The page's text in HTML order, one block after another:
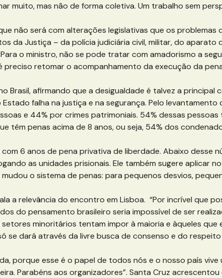
muito, mas não de forma coletiva. Um trabalho sem
não será com alterações legislativas que os problemas
da Justiça – da polícia judiciária civil, militar, do aparato
o ministro, não se pode tratar com amadorismo a
retomar o acompanhamento da execução da
Brasil, afirmando que a desigualdade é talvez a principal
falha na justiça e na segurança. Pelo levantamento
e 44% por crimes patrimoniais. 54% dessas pessoas
têm penas acima de 8 anos, ou seja, 54% dos
6 anos de pena privativa de liberdade. Abaixo desse
as unidades prisionais. Ele também sugere aplicar no
o sistema de penas: para pequenos desvios,
a relevância do encontro em Lisboa. “Por incrível que
do pensamento brasileiro seria impossível de ser
minoritários tentam impor à maioria e àqueles que
se dará através da livre busca de consenso e do
porque esse é o papel de todos nós e o nosso país vive
Parabéns aos organizadores”. Santa Cruz acrescentou